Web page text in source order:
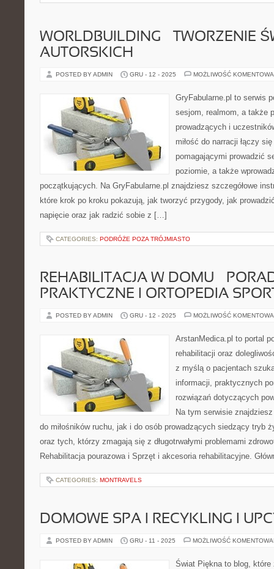
WORLDBUILDING – TWORZENIE
AUTORSKICH
POSTED BY ADMIN GRU - 12 - 2025 MOŻLIWOŚĆ
GryFabularne.pl to serwis
sesjom, realmom, a także
prowadzących i
miłość do narracji łączy
pomagającymi prowadzić
poziomie, a także
początkujących. Na GryFabularne.pl znajdziesz szczegółowe
które krok po kroku pokazują, jak tworzyć przygody, jak
napięcie oraz jak radzić sobie z […]
CATEGORIES: PODRÓŻE POZA TRÓJMIASTO
REHABILITACJA W DOMU –
PRAKTYCZNE I ORTOPEDIA
POSTED BY ADMIN GRU - 12 - 2025 MOŻLIWOŚĆ
ArstanMedica.pl to portal
rehabilitacji oraz
z myślą o pacjentach
informacji, praktycznych
rozwiązań dotyczących
Na tym serwisie
do miłośników ruchu, jak i do osób prowadzących siedzący tryb
oraz tych, którzy zmagają się z długotrwałymi problemami
Rehabilitacja pourazowa i Sprzęt i akcesoria rehabilitacyjne.
CATEGORIES: MONTRAVELS
DOMOWE SPA I RECYKLING I
POSTED BY ADMIN GRU - 11 - 2025 MOŻLIWOŚĆ
Świat Piękna to blog, które